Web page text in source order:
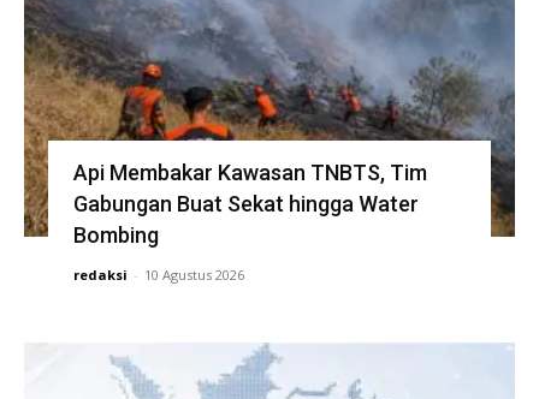
Api Membakar Kawasan TNBTS, Tim
Gabungan Buat Sekat hingga Water
Bombing
redaksi - 10 Agustus 2026